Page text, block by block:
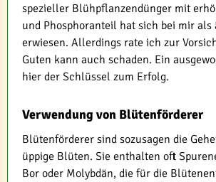
spezieller Blühpflanzendünger mit
und Phosphoranteil hat sich bei mir
erwiesen. Allerdings rate ich zur
Guten kann auch schaden. Ein
hier der Schlüssel zum Erfolg.
Verwendung von Blütenförderer
Blütenförderer sind sozusagen die
üppige Blüten. Sie enthalten oft
Bor oder Molybdän, die für die